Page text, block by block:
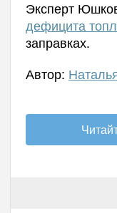
Эксперт
дефицита
заправках.
Автор: